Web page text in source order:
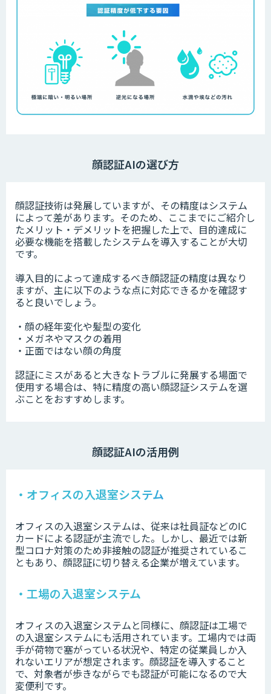
顔認証AIの選び方
顔認証技術は発展していますが、その精度はシステム
によって差があります。そのため、ここまでにご紹介し
たメリット・デメリットを把握した上で、目的達成に
必要な機能を搭載したシステムを導入することが大切
です。
導入目的によって達成するべき顔認証の精度は異なり
ますが、主に以下のような点に対応できるかを確認す
ると良いでしょう。
・顔の経年変化や髪型の変化
・メガネやマスクの着用
・正面ではない顔の角度
認証にミスがあると大きなトラブルに発展する場面で
使用する場合は、特に精度の高い顔認証システムを選
ぶことをおすすめします。
顔認証AIの活用例
・オフィスの入退室システム
オフィスの入退室システムは、従来は社員証などのIC
カードによる認証が主流でした。しかし、最近では新
型コロナ対策のため非接触の認証が推奨されているこ
ともあり、顔認証に切り替える企業が増えています。
・工場の入退室システム
オフィスの入退室システムと同様に、顔認証は工場で
の入退室システムにも活用されています。工場内では両
手が荷物で塞がっている状況や、特定の従業員しか入
れないエリアが想定されます。顔認証を導入すること
で、対象者が歩きながらでも認証が可能になるので大
変便利です。